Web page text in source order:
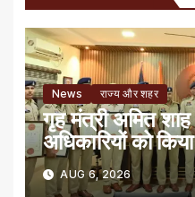
News राज्य और शहर
गृह मंत्री अमित
अधिकारियों को
AUG 6, 2026